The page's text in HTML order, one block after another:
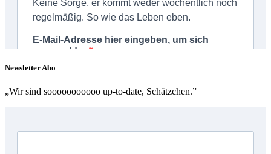
Newsletter Abo
„Wir sind sooooooooooo up-to-date, Schätzchen.”